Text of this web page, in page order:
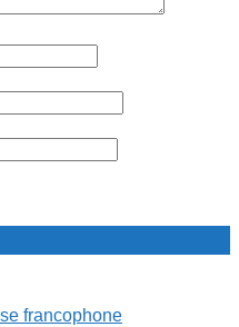
francophone